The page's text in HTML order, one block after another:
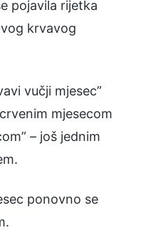
pojavila rijetka
krvavog
vučji mjesec”
mjesecom
– još jednim
ponovno se